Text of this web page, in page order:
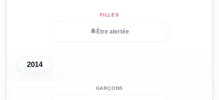
🔔 Être alertée
2014